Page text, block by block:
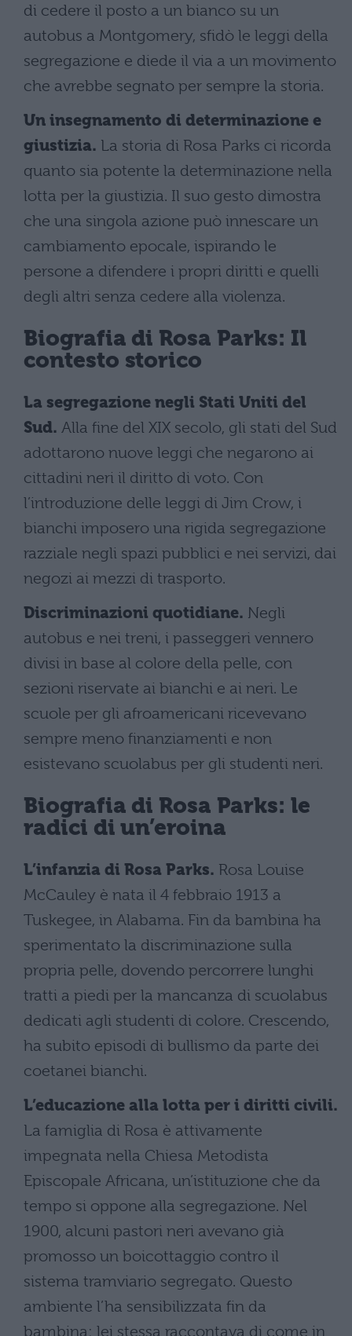
di cedere il posto a un bianco su un
autobus a Montgomery, sfidò le leggi della
segregazione e diede il via a un movimento
che avrebbe segnato per sempre la storia.
Un insegnamento di determinazione e
giustizia. La storia di Rosa Parks ci ricorda
quanto sia potente la determinazione nella
lotta per la giustizia. Il suo gesto dimostra
che una singola azione può innescare un
cambiamento epocale, ispirando le
persone a difendere i propri diritti e quelli
degli altri senza cedere alla violenza.
Biografia di Rosa Parks: Il
contesto storico
La segregazione negli Stati Uniti del
Sud. Alla fine del XIX secolo, gli stati del Sud
adottarono nuove leggi che negarono ai
cittadini neri il diritto di voto. Con
l’introduzione delle leggi di Jim Crow, i
bianchi imposero una rigida segregazione
razziale negli spazi pubblici e nei servizi, dai
negozi ai mezzi di trasporto.
Discriminazioni quotidiane. Negli
autobus e nei treni, i passeggeri vennero
divisi in base al colore della pelle, con
sezioni riservate ai bianchi e ai neri. Le
scuole per gli afroamericani ricevevano
sempre meno finanziamenti e non
esistevano scuolabus per gli studenti neri.
Biografia di Rosa Parks: le
radici di un’eroina
L’infanzia di Rosa Parks. Rosa Louise
McCauley è nata il 4 febbraio 1913 a
Tuskegee, in Alabama. Fin da bambina ha
sperimentato la discriminazione sulla
propria pelle, dovendo percorrere lunghi
tratti a piedi per la mancanza di scuolabus
dedicati agli studenti di colore. Crescendo,
ha subito episodi di bullismo da parte dei
coetanei bianchi.
L’educazione alla lotta per i diritti civili.
La famiglia di Rosa è attivamente
impegnata nella Chiesa Metodista
Episcopale Africana, un’istituzione che da
tempo si oppone alla segregazione. Nel
1900, alcuni pastori neri avevano già
promosso un boicottaggio contro il
sistema tramviario segregato. Questo
ambiente l’ha sensibilizzata fin da
bambina: lei stessa raccontava di come in